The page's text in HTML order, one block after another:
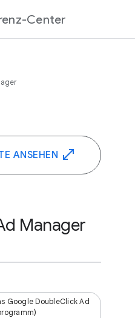
Center
ANSEHEN
Manager